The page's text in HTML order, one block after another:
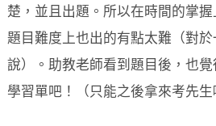
楚，並且出題。所以在時間的掌握
題目難度上也出的有點太難（對
說）。助教老師看到題目後，也
學習單吧！（只能之後拿來考先生